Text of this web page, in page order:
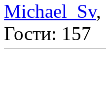
Michael_Sv,
Гости: 157